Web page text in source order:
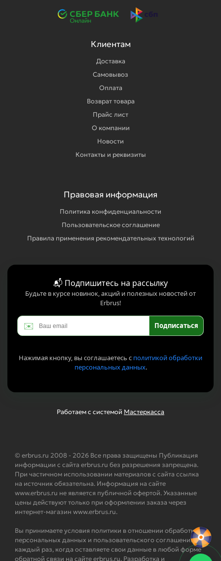
Клиентам
Доставка
Самовывоз
Оплата
Возврат товара
Прайс лист
О компании
Новости
Контакты и реквизиты
Правовая информация
Политика конфиденциальности
Пользовательское соглашение
Правила применения рекомендательных технологий
📬 Подпишитесь на рассылку
Будьте в курсе новинок, акций и полезных новостей от
Erbrus!
✉️ Подписаться
Нажимая кнопку, вы соглашаетесь с политикой обработки
персональных данных.
Работаем с системой Мастеркасса
© erbrus.ru 2008 - 2026 Все права защищены Публикация
информации с сайта erbrus.ru без разрешения запрещена.
При частичном использовании материалов с сайта ссылка
на источник обязательна. Информация на сайте
www.erbrus.ru не является публичной офертой. Указанные
цены действуют только при оформлении заказа через
интернет-магазин www.erbrus.ru.
Вы принимаете условия политики в отношении обработки
персональных данных и пользовательского соглашения
каждый раз, когда оставляете свои данные в любой форме
обратной связи на сайте erbrus.ru. Разработка и